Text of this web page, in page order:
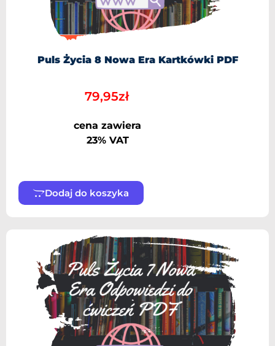
Puls Życia 8 Nowa Era Kartkówki PDF
79,95zł
cena zawiera
23% VAT
Dodaj do koszyka